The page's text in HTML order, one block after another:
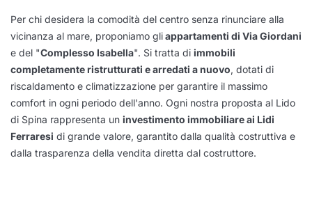
Per chi desidera la comodità del centro senza rinunciare alla
vicinanza al mare, proponiamo gliappartamenti di Via Giordani
e del "Complesso Isabella". Si tratta di immobili
completamente ristrutturati e arredati a nuovo, dotati di
riscaldamento e climatizzazione per garantire il massimo
comfort in ogni periodo dell'anno. Ogni nostra proposta al Lido
di Spina rappresenta un investimento immobiliare ai Lidi
Ferraresi di grande valore, garantito dalla qualità costruttiva e
dalla trasparenza della vendita diretta dal costruttore.